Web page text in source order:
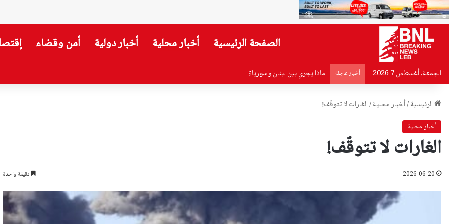
الصفحة الرئيسية أخبار محلية أخبار دولية أمن وقضاء
الجمعة, أغسطس 7 2026 أخبار عاجلة ماذا يجري بين لبنان وسوريا؟
الرئيسية/أخبار محلية/الغارات لا تتوقّف!
أخبار محلية
الغارات لا تتوقّف!
2026-06-20 دقيقة واحدة